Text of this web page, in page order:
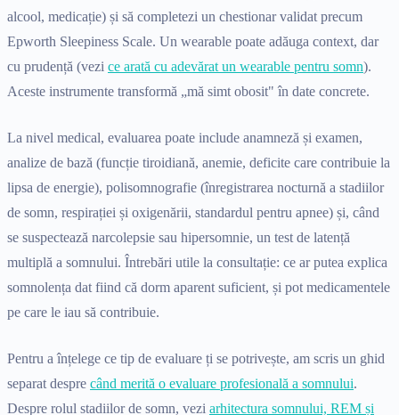
alcool, medicație) și să completezi un chestionar validat precum
Epworth Sleepiness Scale. Un wearable poate adăuga context, dar
cu prudență (vezi ce arată cu adevărat un wearable pentru somn).
Aceste instrumente transformă „mă simt obosit" în date concrete.
La nivel medical, evaluarea poate include anamneză și examen,
analize de bază (funcție tiroidiană, anemie, deficite care contribuie la
lipsa de energie), polisomnografie (înregistrarea nocturnă a stadiilor
de somn, respirației și oxigenării, standardul pentru apnee) și, când
se suspectează narcolepsie sau hipersomnie, un test de latență
multiplă a somnului. Întrebări utile la consultație: ce ar putea explica
somnolența dat fiind că dorm aparent suficient, și pot medicamentele
pe care le iau să contribuie.
Pentru a înțelege ce tip de evaluare ți se potrivește, am scris un ghid
separat despre când merită o evaluare profesională a somnului.
Despre rolul stadiilor de somn, vezi arhitectura somnului, REM și